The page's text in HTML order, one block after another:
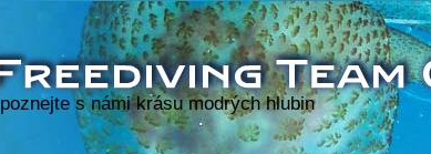
poznejte s námi krásu modrých hlubin